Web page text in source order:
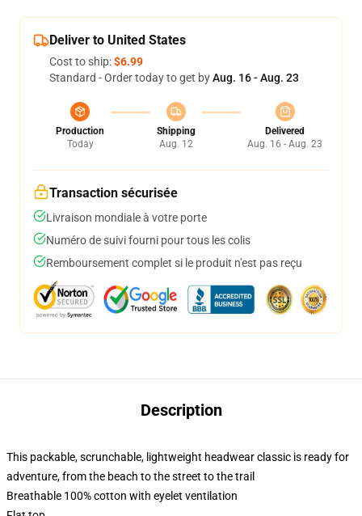
Deliver to United States
Cost to ship:$6.99
Standard - Order today to get byAug. 16 - Aug. 23
Production
Today
Shipping
Aug. 12
Delivered
Aug. 16 - Aug. 23
Transaction sécurisée
Livraison mondiale à votre porte
Numéro de suivi fourni pour tous les colis
Remboursement complet si le produit n'est pas reçu
Description
This packable, scrunchable, lightweight headwear classic is ready for
adventure, from the beach to the street to the trail
Breathable 100% cotton with eyelet ventilation